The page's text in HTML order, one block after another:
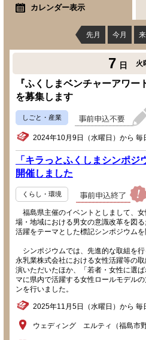
カレンダー表示
先月 今月
7 日 火
『ふくしまベンチャーアワ
を募集します
しごと・産業
2024年10月9日（水曜日）から 毎
「キラっとふくしまシンポ
開催しました
くらし・環境
福島県主催のイベントとしまして、
場・地域における男女の意識改革を図
活躍をテーマとした標記シンポジウムを
シンポジウムでは、先進的な取組を
永乳業株式会社における女性活躍等の
演いただいたほか、「若者・女性に選
マに県内で活躍する女性ロールモデル
ンを行いました。
2025年11月5日（水曜日）から 毎
ウェディング エルティ（福島市